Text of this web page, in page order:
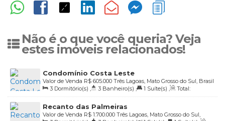
Não é o que você queria? Veja
estes imóveis relacionados!
Condomínio Costa Leste
R$ 605.000
Valor de Venda
Três Lagoas, Mato Grosso do Sul, Brasil
3 Dormitório(s) , 3 Banheiro(s) , 1 Suíte(s) ,
Total:
288.00m² , 2 Vaga(s) , Útil: 133.00m²
Recanto das Palmeiras
R$ 1.700.000
Valor de Venda
Três Lagoas, Mato Grosso do Sul,